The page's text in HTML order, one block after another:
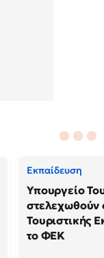
Εκπαίδευση
Υπουργείο
στελεχωθούν
Τουριστικής
το ΦΕΚ